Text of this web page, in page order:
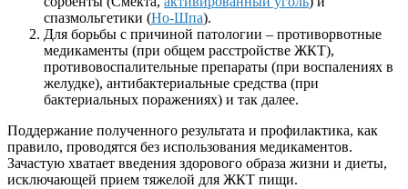
спазмольгетики (Но-Шпа).
Для борьбы с причиной патологии – противорвотные
медикаменты (при общем расстройстве ЖКТ),
противовоспалительные препараты (при воспалениях в
желудке), антибактериальные средства (при
бактериальных поражениях) и так далее.
Поддержание полученного результата и профилактика, как
правило, проводятся без использования медикаментов.
Зачастую хватает введения здорового образа жизни и диеты,
исключающей прием тяжелой для ЖКТ пищи.